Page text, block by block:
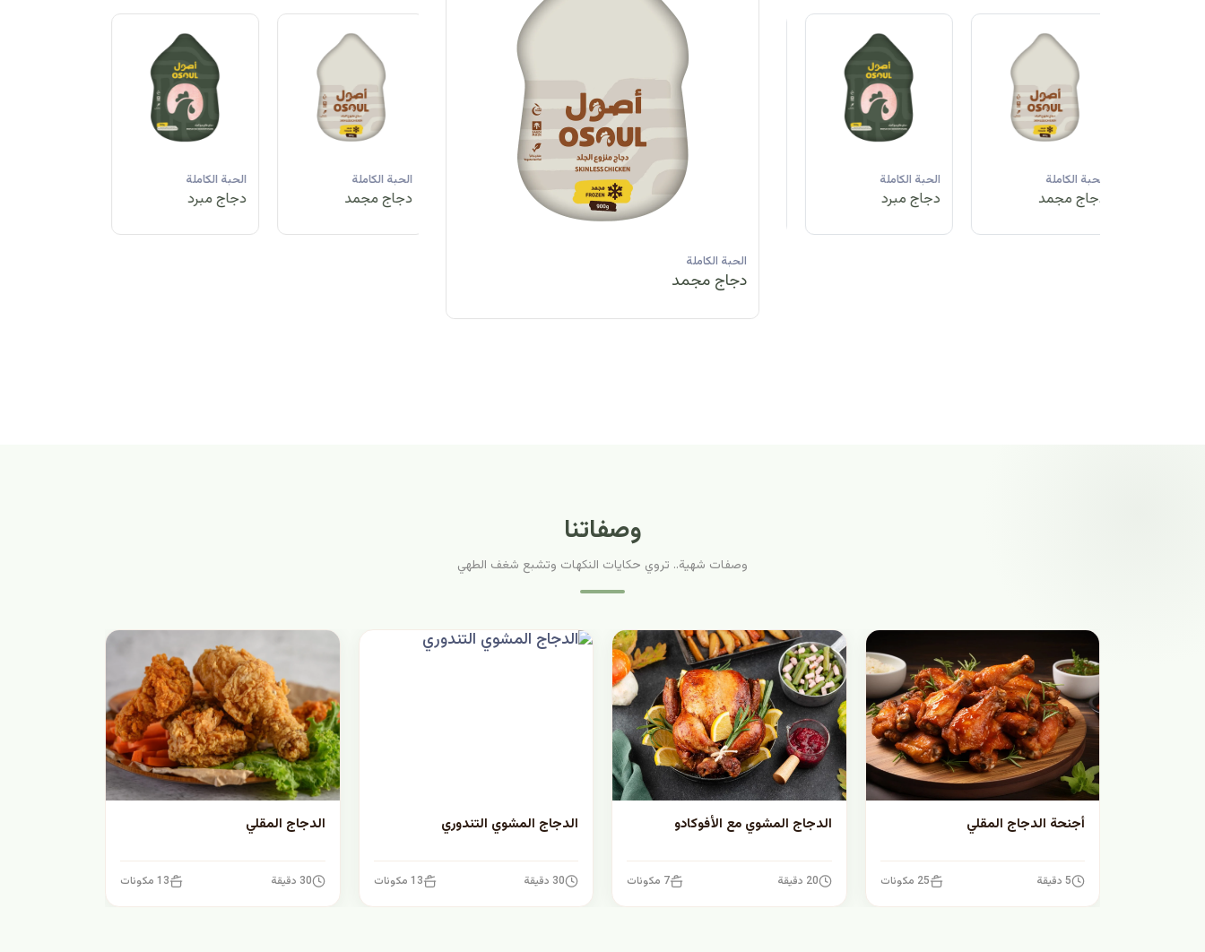
الحبة الكاملة
دجاج مبرد
الحبة الكاملة
دجاج مجمد
الحبة الكاملة
دجاج مبرد
الحبة الكاملة
دجاج مجمد
الحبة الكاملة الحبة الكاملة
دجاج مجمد
الحبة الكاملة
دجاج مبرد
الحبة الكاملة
دجاج مجمد
وصفاتنا
وصفات شهية.. تروي حكايات النكهات وتشبع شغف الطهي
أجنحة الدجاج المقلي
5 دقيقة 25 مكونات
الدجاج المشوي مع الأفوكادو
20 دقيقة 7 مكونات
الدجاج المشوي التندوري
30 دقيقة 13 مكونات
الدجاج المقلي
30 دقيقة 13 مكونات